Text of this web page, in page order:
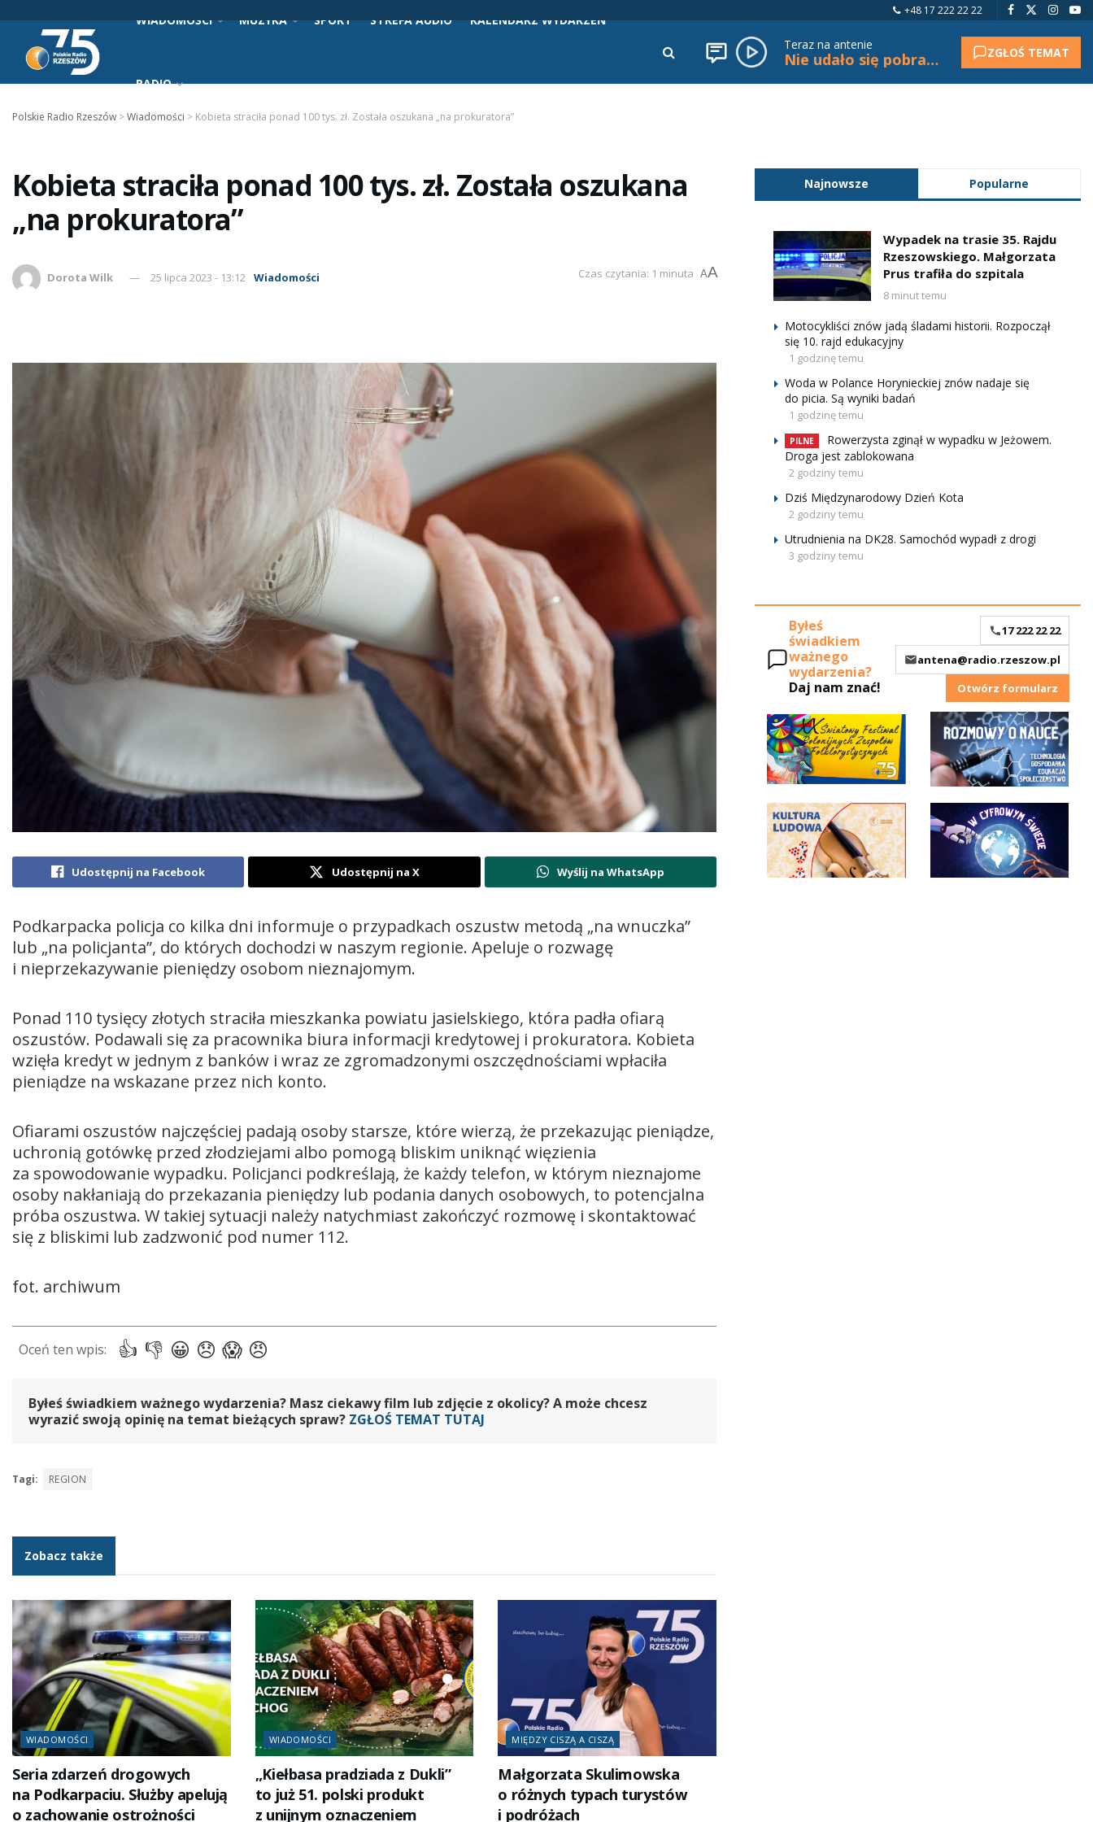
+48 17 222 22 22
WIADOMOŚCI MUZYKA SPORT STREFA AUDIO KALENDARZ WYDARZEŃ
RADIO
Teraz na antenie
Nie udało się pobrać tytułu. ZGŁOŚ TEMAT
Polskie Radio Rzeszów >Wiadomości > Kobieta straciła ponad 100 tys. zł. Została oszukana „na prokuratora”
Kobieta straciła ponad 100 tys. zł. Została oszukana
„na prokuratora”
Dorota Wilk 25 lipca 2023 - 13:12 Wiadomości Czas czytania: 1 minuta AA
Udostępnij na Facebook Udostępnij na X Wyślij na WhatsApp
Podkarpacka policja co kilka dni informuje o przypadkach oszustw metodą „na wnuczka”
lub „na policjanta”, do których dochodzi w naszym regionie. Apeluje o rozwagę
i nieprzekazywanie pieniędzy osobom nieznajomym.
Ponad 110 tysięcy złotych straciła mieszkanka powiatu jasielskiego, która padła ofiarą
oszustów. Podawali się za pracownika biura informacji kredytowej i prokuratora. Kobieta
wzięła kredyt w jednym z banków i wraz ze zgromadzonymi oszczędnościami wpłaciła
pieniądze na wskazane przez nich konto.
Ofiarami oszustów najczęściej padają osoby starsze, które wierzą, że przekazując pieniądze,
uchronią gotówkę przed złodziejami albo pomogą bliskim uniknąć więzienia
za spowodowanie wypadku. Policjanci podkreślają, że każdy telefon, w którym nieznajome
osoby nakłaniają do przekazania pieniędzy lub podania danych osobowych, to potencjalna
próba oszustwa. W takiej sytuacji należy natychmiast zakończyć rozmowę i skontaktować
się z bliskimi lub zadzwonić pod numer 112.
fot. archiwum
Byłeś świadkiem ważnego wydarzenia? Masz ciekawy film lub zdjęcie z okolicy? A może chcesz
wyrazić swoją opinię na temat bieżących spraw? ZGŁOŚ TEMAT TUTAJ
Tagi: REGION
Zobacz także
WIADOMOŚCI
Seria zdarzeń drogowych
na Podkarpaciu. Służby apelują
o zachowanie ostrożności
WIADOMOŚCI
„Kiełbasa pradziada z Dukli”
to już 51. polski produkt
z unijnym oznaczeniem
MIĘDZY CISZĄ A CISZĄ
Małgorzata Skulimowska
o różnych typach turystów
i podróżach
Najnowsze Popularne
Wypadek na trasie 35. Rajdu
Rzeszowskiego. Małgorzata
Prus trafiła do szpitala
8 minut temu
Motocykliści znów jadą śladami historii. Rozpoczął
się 10. rajd edukacyjny
1 godzinę temu
Woda w Polance Horynieckiej znów nadaje się
do picia. Są wyniki badań
1 godzinę temu
PILNE
Rowerzysta zginął w wypadku w Jeżowem.
Droga jest zablokowana
2 godziny temu
Dziś Międzynarodowy Dzień Kota
2 godziny temu
Utrudnienia na DK28. Samochód wypadł z drogi
3 godziny temu
Byłeś
świadkiem
ważnego
wydarzenia?
Daj nam znać!
17 222 22 22
antena@radio.rzeszow.pl
Otwórz formularz